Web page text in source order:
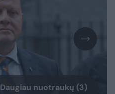
Daugiau nuotraukų (3)